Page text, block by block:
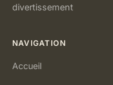
divertissement
NAVIGATION
Accueil